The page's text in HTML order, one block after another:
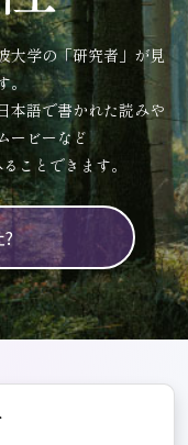
大学の「研究者」が見
本語で書かれた読みや
ービーなど
ことできます。